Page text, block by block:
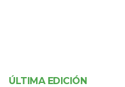
ÚLTIMA EDICIÓN